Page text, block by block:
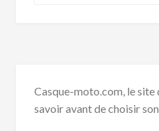
Casque-moto.com, le
savoir avant de choisir